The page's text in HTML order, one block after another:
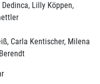
Lilly Köppen,
Carla Kentischer, Milena